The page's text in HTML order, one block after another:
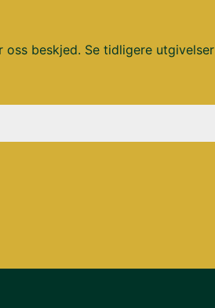
beskjed. Se tidligere utgivelser